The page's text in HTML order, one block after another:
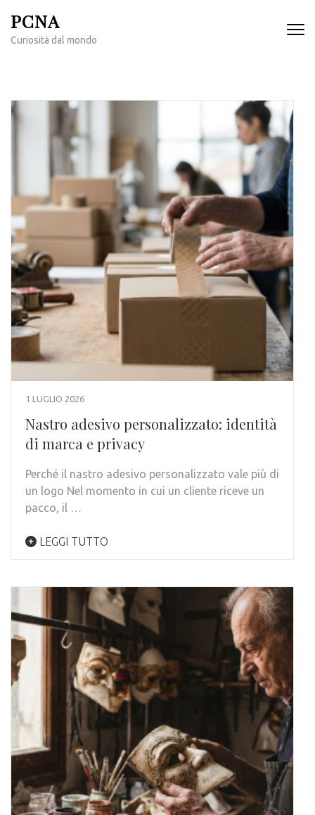
contenuto
PCNA
Curiosità dal mondo
1 LUGLIO 2026
Nastro adesivo personalizzato: identità
di marca e privacy
Perché il nastro adesivo personalizzato vale più di
un logo Nel momento in cui un cliente riceve un
pacco, il …
LEGGI TUTTO